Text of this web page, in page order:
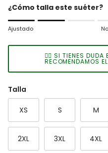
¿Cómo talla este suéter?
Rating of 1 means Ajustado.
Rating of 7 means Grande.
The rating of this product
Ajustado
👉🏻 SI TIENES
RECOMENDAMOS
Talla
XS S M
2XL 3XL 4XL